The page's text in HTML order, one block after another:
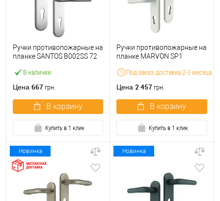
В наличии
Ручки противопожарные на
планке SANTOS B002SS 72
Цена 667 грн.
В корзину
Купить в 1 клик
Под заказ, доставка 2-3 месяца
Ручки противопожарные на
планке MARVON SP1
белый глянец
Цена 2 457 грн.
В корзину
Купить в 1 клик
Новинка Новинка